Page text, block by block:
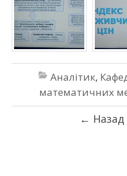
Аналітик,
математичних
← Назад